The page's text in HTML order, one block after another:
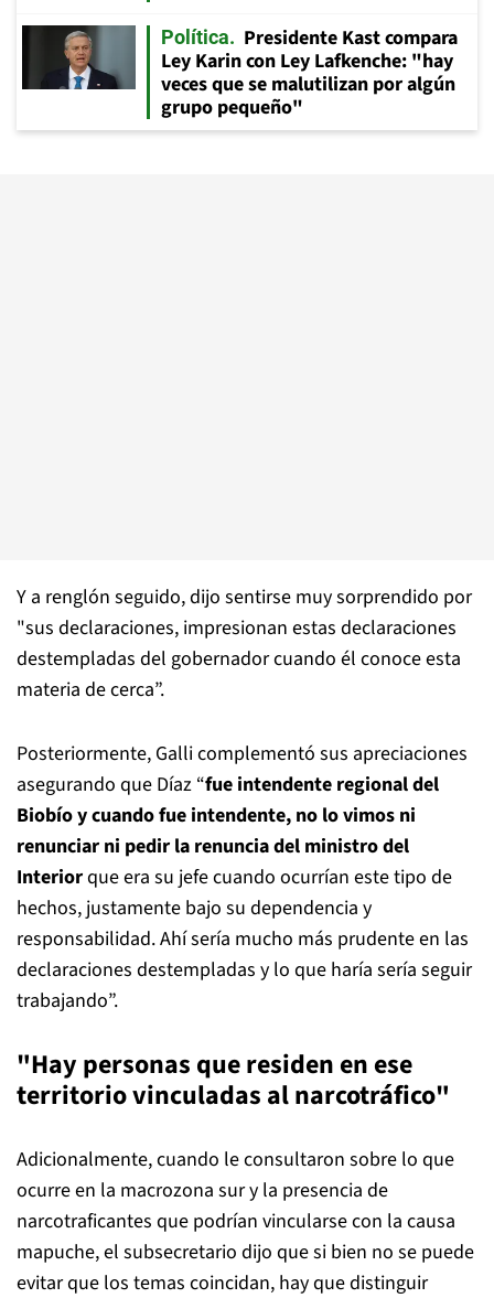
Política
Presidente Kast compara
Ley Karin con Ley Lafkenche: "hay
veces que se malutilizan por algún
grupo pequeño"
Y a renglón seguido, dijo sentirse muy sorprendido por
"sus declaraciones, impresionan estas declaraciones
destempladas del gobernador cuando él conoce esta
materia de cerca”.
Posteriormente, Galli complementó sus apreciaciones
asegurando que Díaz “fue intendente regional del
Biobío y cuando fue intendente, no lo vimos ni
renunciar ni pedir la renuncia del ministro del
Interiorque era su jefe cuando ocurrían este tipo de
hechos, justamente bajo su dependencia y
responsabilidad. Ahí sería mucho más prudente en las
declaraciones destempladas y lo que haría sería seguir
trabajando”.
"Hay personas que residen en ese
territorio vinculadas al narcotráfico"
Adicionalmente, cuando le consultaron sobre lo que
ocurre en la macrozona sur y la presencia de
narcotraficantes que podrían vincularse con la causa
mapuche, el subsecretario dijo que si bien no se puede
evitar que los temas coincidan, hay que distinguir